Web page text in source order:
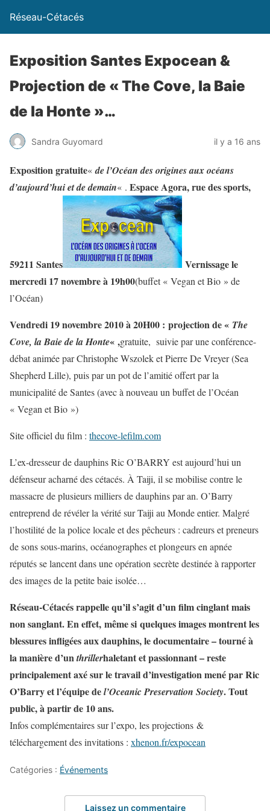
Réseau-Cétacés
Exposition Santes Expocean &
Projection de « The Cove, la Baie
de la Honte »…
Sandra Guyomard il y a 16 ans
Exposition gratuite«de l’Océan des origines aux océans
d’aujourd’hui et de demain« . Espace Agora, rue des sports,
59211 Santes
Vernissage le
mercredi 17 novembre à 19h00(buffet « Vegan et Bio » de
l’Océan)
Vendredi 19 novembre 2010 à 20H00 : projection de « The
Cove, la Baie de la Honte« ,gratuite, suivie par une conférence-
débat animée par Christophe Wszolek et Pierre De Vreyer (Sea
Shepherd Lille), puis par un pot de l’amitié offert par la
municipalité de Santes (avec à nouveau un buffet de l’Océan
« Vegan et Bio »)
Site officiel du film : thecove-lefilm.com
L’ex-dresseur de dauphins Ric O’BARRY est aujourd’hui un
défenseur acharné des cétacés. À Taiji, il se mobilise contre le
massacre de plusieurs milliers de dauphins par an. O’Barry
entreprend de révéler la vérité sur Taiji au Monde entier. Malgré
l’hostilité de la police locale et des pêcheurs : cadreurs et preneurs
de sons sous-marins, océanographes et plongeurs en apnée
réputés se lancent dans une opération secrète destinée à rapporter
des images de la petite baie isolée…
Réseau-Cétacés rappelle qu’il s’agit d’un film cinglant mais
non sanglant. En effet, même si quelques images montrent les
blessures infligées aux dauphins, le documentaire – tourné à
la manière d’unthrillerhaletant et passionnant – reste
principalement axé sur le travail d’investigation mené par Ric
O’Barry et l’équipe del’Oceanic Preservation Society.Tout
public, à partir de 10 ans.
Infos complémentaires sur l’expo, les projections &
téléchargement des invitations : xhenon.fr/expocean
Catégories : Événements
Laissez un commentaire